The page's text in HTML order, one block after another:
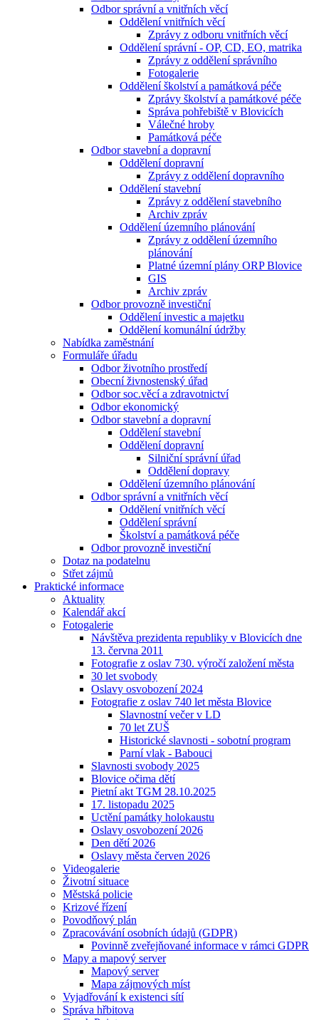
Odbor správní a vnitřních věcí
Oddělení vnitřních věcí
Zprávy z odboru vnitřních věcí
Oddělení správní - OP, CD, EO, matrika
Zprávy z oddělení správního
Fotogalerie
Oddělení školství a památková péče
Zprávy školství a památkové péče
Správa pohřebiště v Blovicích
Válečné hroby
Památková péče
Odbor stavební a dopravní
Oddělení dopravní
Zprávy z oddělení dopravního
Oddělení stavební
Zprávy z oddělení stavebního
Archiv zpráv
Oddělení územního plánování
Zprávy z oddělení územního
plánování
Platné územní plány ORP Blovice
GIS
Archiv zpráv
Odbor provozně investiční
Oddělení investic a majetku
Oddělení komunální údržby
Nabídka zaměstnání
Formuláře úřadu
Odbor životního prostředí
Obecní živnostenský úřad
Odbor soc.věcí a zdravotnictví
Odbor ekonomický
Odbor stavební a dopravní
Oddělení stavební
Oddělení dopravní
Silniční správní úřad
Oddělení dopravy
Oddělení územního plánování
Odbor správní a vnitřních věcí
Oddělení vnitřních věcí
Oddělení správní
Školství a památková péče
Odbor provozně investiční
Dotaz na podatelnu
Střet zájmů
Praktické informace
Aktuality
Kalendář akcí
Fotogalerie
Návštěva prezidenta republiky v Blovicích dne
13. června 2011
Fotografie z oslav 730. výročí založení města
30 let svobody
Oslavy osvobození 2024
Fotografie z oslav 740 let města Blovice
Slavnostní večer v LD
70 let ZUŠ
Historické slavnosti - sobotní program
Parní vlak - Babouci
Slavnosti svobody 2025
Blovice očima dětí
Pietní akt TGM 28.10.2025
17. listopadu 2025
Uctění památky holokaustu
Oslavy osvobození 2026
Den dětí 2026
Oslavy města červen 2026
Videogalerie
Životní situace
Městská policie
Krizové řízení
Povodňový plán
Zpracovávání osobních údajů (GDPR)
Povinně zveřejňované informace v rámci GDPR
Mapy a mapový server
Mapový server
Mapa zájmových míst
Vyjadřování k existenci sítí
Správa hřbitova